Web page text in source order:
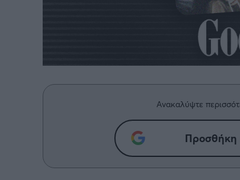
Ανακαλύψτε
Προσθήκη